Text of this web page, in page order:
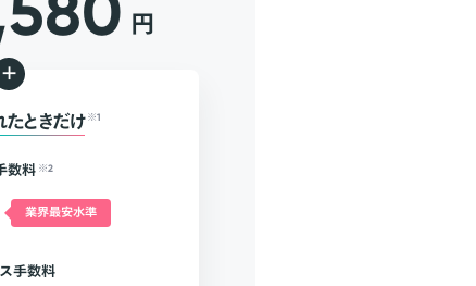
円
+
ときだけ ※1
数料 ※2
業界最安水準
手数料